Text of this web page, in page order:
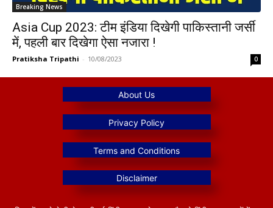
Breaking News
Asia Cup 2023: टीम इंडिया दिखेगी पाकिस्तानी जर्सी
में, पहली बार दिखेगा ऐसा नजारा !
Pratiksha Tripathi - 10/08/2023 0